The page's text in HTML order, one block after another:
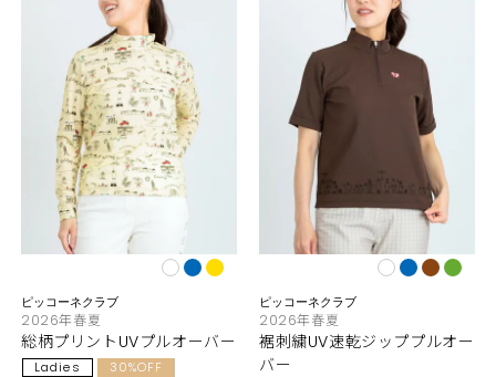
ピッコーネクラブ
2026年春夏
総柄プリントUVプルオーバー
Ladies 30%OFF
ピッコーネクラブ
2026年春夏
裾刺繍UV速乾ジッププルオー
バー